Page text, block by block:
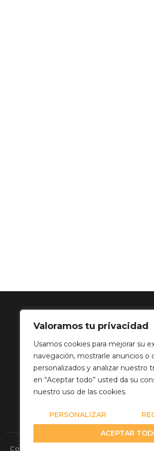
Valoramos tu privacidad
Usamos cookies para mejorar su
navegación, mostrarle anuncios o
personalizados y analizar nuestro
en “Aceptar todo” usted da su
nuestro uso de las cookies.
PERSONALIZAR
ACEPTAR
Copyright© 2026 Media Team Producciones